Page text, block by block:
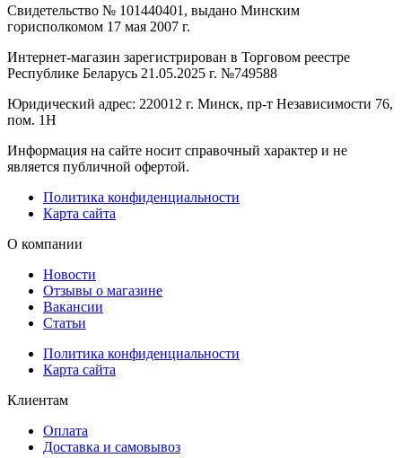
Свидетельство № 101440401, выдано Минским
горисполкомом 17 мая 2007 г.
Интернет-магазин зарегистрирован в Торговом реестре
Республике Беларусь 21.05.2025 г. №749588
Юридический адрес: 220012 г. Минск, пр-т Независимости 76,
пом. 1Н
Информация на сайте носит справочный характер и не
является публичной офертой.
Политика конфиденциальности
Карта сайта
О компании
Новости
Отзывы о магазине
Вакансии
Статьи
Политика конфиденциальности
Карта сайта
Клиентам
Оплата
Доставка и самовывоз